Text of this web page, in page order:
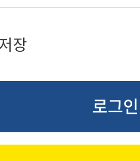
장
로그인